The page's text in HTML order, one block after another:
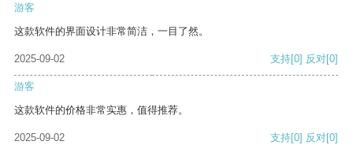
游客
这款软件的界面设计非常简洁，一目了然。
2025-09-02 支持[0] 反对[0]
游客
这款软件的价格非常实惠，值得推荐。
2025-09-02 支持[0] 反对[0]